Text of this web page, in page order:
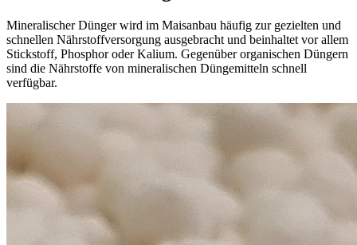
Mineralischer Dünger wird im Maisanbau häufig zur gezielten und
schnellen Nährstoffversorgung ausgebracht und beinhaltet vor allem
Stickstoff, Phosphor oder Kalium. Gegenüber organischen Düngern
sind die Nährstoffe von mineralischen Düngemitteln schnell
verfügbar.